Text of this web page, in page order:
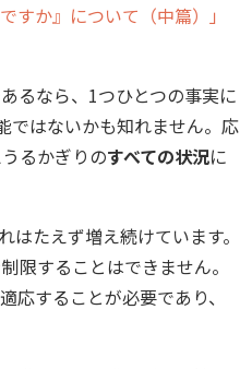
すか』について（中篇）」
るなら、1つひとつの事実に
ではないかも知れません。応
るかぎりのすべての状況に
たえず増え続けています。
限することはできません。
応することが必要であり、